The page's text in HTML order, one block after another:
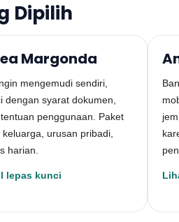
Dipilih
Margonda
mengemudi sendiri,
syarat dokumen,
penggunaan. Paket
urusan pribadi,
harian.
lepas kunci